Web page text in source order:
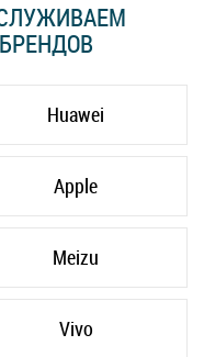
Huawei
Apple
Meizu
Vivo